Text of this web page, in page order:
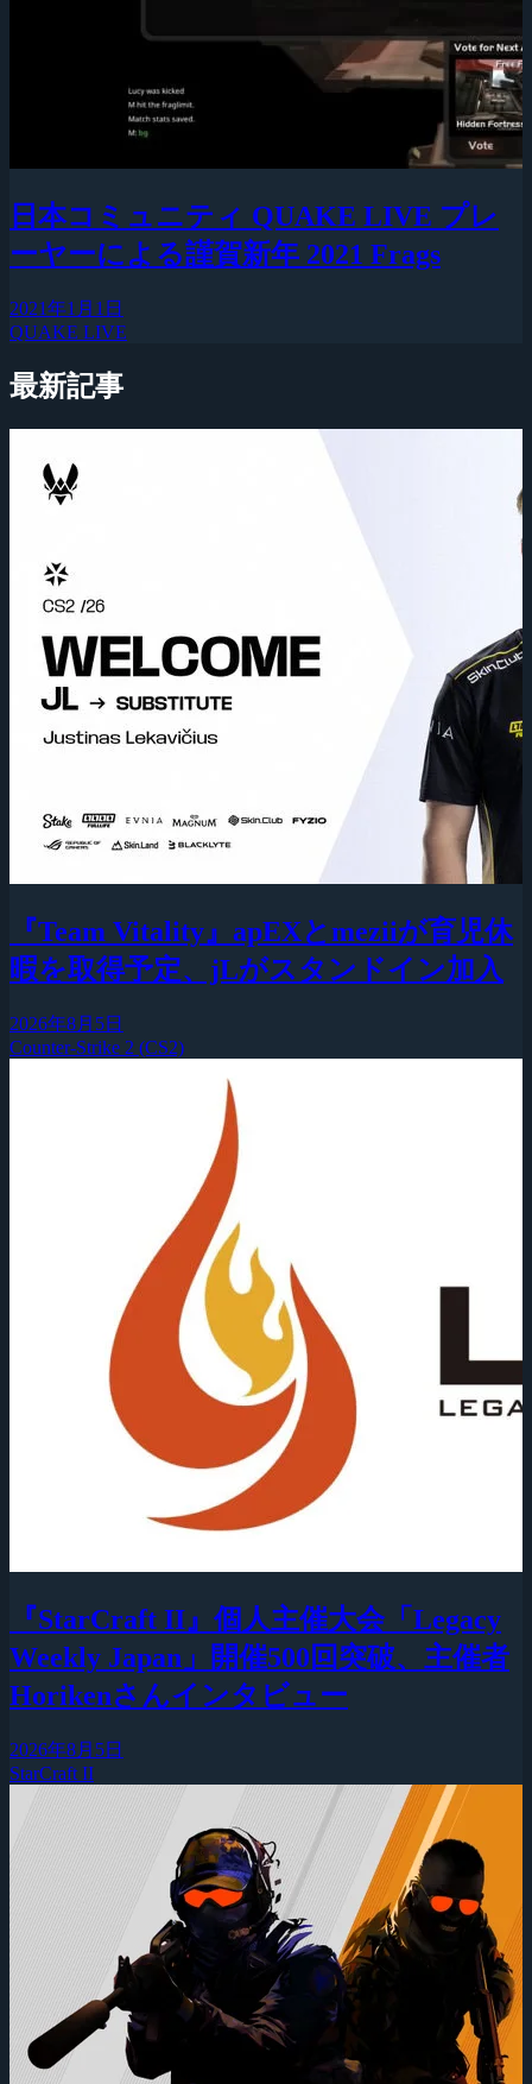
日本コミュニティ QUAKE LIVE プレ
ーヤーによる謹賀新年 2021 Frags
2021年1月1日
QUAKE LIVE
最新記事
『Team Vitality』apEXとmeziiが育児休
暇を取得予定、jLがスタンドイン加入
2026年8月5日
Counter-Strike 2 (CS2)
『StarCraft II』個人主催大会「Legacy
Weekly Japan」開催500回突破、主催者
Horikenさんインタビュー
2026年8月5日
StarCraft II